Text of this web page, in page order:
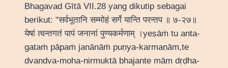
Bhagavad Gītā VII.28 yang dikutip sebagai
berikut: “सर्वभूतानि सम्मोहं सर्गे यान्ति परन्तप ॥ ७-२७॥
येषां त्वन्तगतं पापं जनानां पुण्यकर्मणाम् ।yeṣāṁ tu anta-
gataṁ pāpaṁ janānāṁ puṇya-karmaṇām,te
dvandva-moha-nirmuktā bhajante mām dṛḍha-